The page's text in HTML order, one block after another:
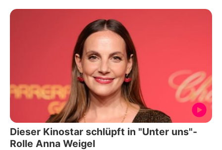
Dieser Kinostar schlüpft in "Unter uns"-
Rolle Anna Weigel